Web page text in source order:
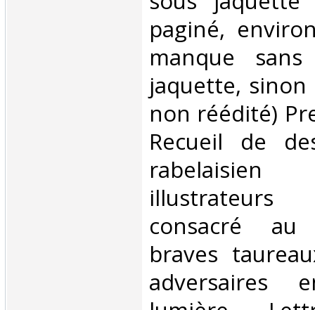
paginé,
manque
jaquette,
non réédité)
Recueil de
illustrateurs
consacré
braves